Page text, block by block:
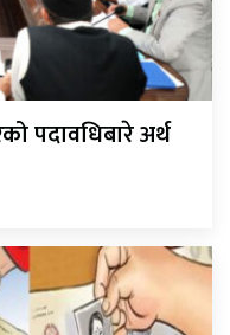
पदावधिबारे अर्थ